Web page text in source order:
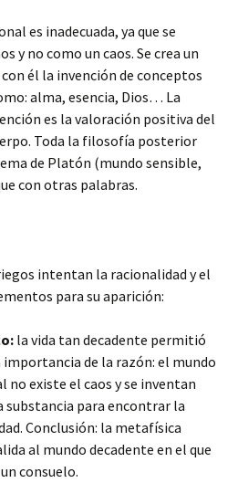
es inadecuada, ya que se
y no como un caos. Se crea un
él la invención de conceptos
alma, esencia, Dios… La
es la valoración positiva del
Toda la filosofía posterior
de Platón (mundo sensible,
con otras palabras.
intentan la racionalidad y el
para su aparición:
la vida tan decadente permitió
importancia de la razón: el mundo
no existe el caos y se inventan
substancia para encontrar la
Conclusión: la metafísica
al mundo decadente en el que
consuelo.